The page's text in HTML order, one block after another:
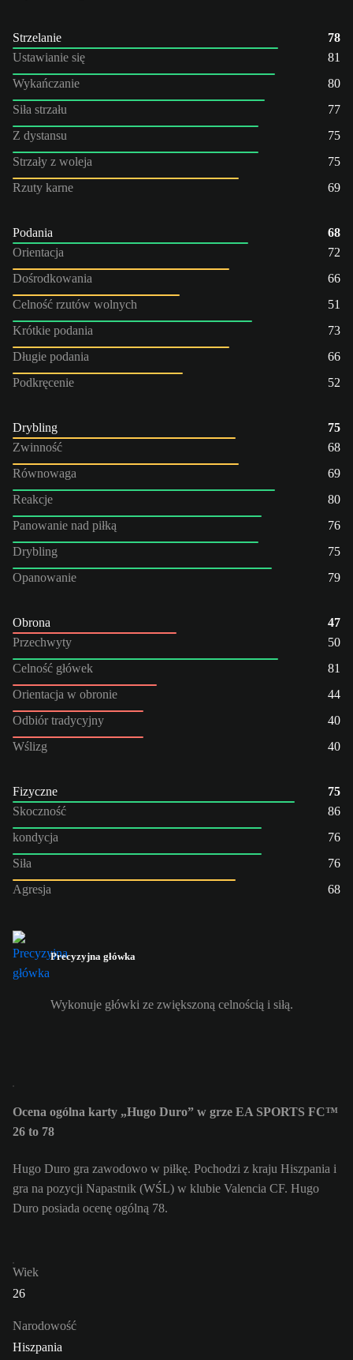
Strzelanie
78
Ustawianie się
81
Wykańczanie
80
Siła strzału
77
Z dystansu
75
Strzały z woleja
75
Rzuty karne
69
Podania
68
Orientacja
72
Dośrodkowania
66
Celność rzutów wolnych
51
Krótkie podania
73
Długie podania
66
Podkręcenie
52
Drybling
75
Zwinność
68
Równowaga
69
Reakcje
80
Panowanie nad piłką
76
Drybling
75
Opanowanie
79
Obrona
47
Przechwyty
50
Celność główek
81
Orientacja w obronie
44
Odbiór tradycyjny
40
Wślizg
40
Fizyczne
75
Skoczność
86
kondycja
76
Siła
76
Agresja
68
Precyzyjna główka
Wykonuje główki ze zwiększoną celnością i siłą.
Ocena ogólna karty „Hugo Duro” w grze EA SPORTS FC™
26 to 78
Hugo Duro gra zawodowo w piłkę. Pochodzi z kraju Hiszpania i
gra na pozycji Napastnik (WŚL) w klubie Valencia CF. Hugo
Duro posiada ocenę ogólną 78.
Wiek
26
Narodowość
Hiszpania